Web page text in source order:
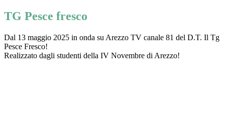
TG Pesce fresco
Dal 13 maggio 2025 in onda su Arezzo TV canale 81 del D.T. Il Tg
Pesce Fresco!
Realizzato dagli studenti della IV Novembre di Arezzo!